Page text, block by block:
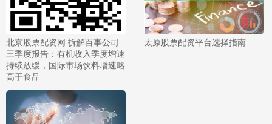
北京股票配资网 拆解百事公司
三季度报告：有机收入季度增速
持续放缓，国际市场饮料增速略
高于食品
太原股票配资平台选择指南